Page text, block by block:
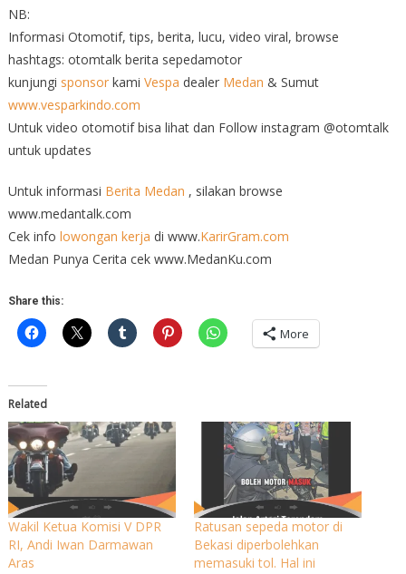
NB:
Informasi Otomotif, tips, berita, lucu, video viral, browse
hashtags: otomtalk berita sepedamotor
kunjungi sponsorkami Vespa dealer Medan & Sumut
www.vesparkindo.com
Untuk video otomotif bisa lihat dan Follow instagram @otomtalk
untuk updates
Untuk informasi Berita Medan , silakan browse
www.medantalk.com
Cek info lowongan kerja di www.KarirGram.com
Medan Punya Cerita cek www.MedanKu.com
Share this:
More
Related
Wakil Ketua Komisi V DPR
RI, Andi Iwan Darmawan
Aras
Ratusan sepeda motor di
Bekasi diperbolehkan
memasuki tol. Hal ini